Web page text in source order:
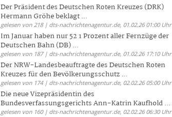
Der Präsident des Deutschen Roten Kreuzes (DRK)
Hermann Gröhe beklagt ...
gelesen von 218 | dts-nachrichtenagentur.de, 01.02.26 01:00 Uhr
Im Januar haben nur 52 1 Prozent aller Fernzüge der
Deutschen Bahn (DB) ...
gelesen von 187 | dts-nachrichtenagentur.de, 01.02.26 17:10 Uhr
Der NRW-Landesbeauftragte des Deutschen Roten
Kreuzes für den Bevölkerungsschutz ...
gelesen von 174 | dts-nachrichtenagentur.de, 02.02.26 05:00 Uhr
Die neue Vizepräsidentin des
Bundesverfassungsgerichts Ann-Katrin Kaufhold ...
gelesen von 160 | dts-nachrichtenagentur.de, 02.02.26 06:30 Uhr